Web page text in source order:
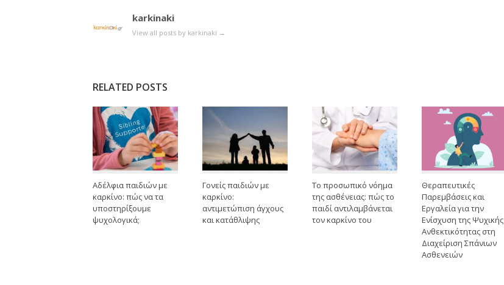
karkinaki
View all posts by karkinaki →
RELATED POSTS
Αδέλφια παιδιών με
καρκίνο: πώς να τα
υποστηρίξουμε
ψυχολογικά;
Γονείς παιδιών με
καρκίνο:
αντιμετώπιση άγχους
και κατάθλιψης
Το προσωπικό νόημα
της ασθένειας: πώς το
παιδί αντιλαμβάνεται
τον καρκίνο του
Θεραπευτικές
Παρεμβάσεις και
Εργαλεία για την
Ενίσχυση της Ψυχικής
Ανθεκτικότητας στη
Διαχείριση Σπάνιων
Ασθενειών